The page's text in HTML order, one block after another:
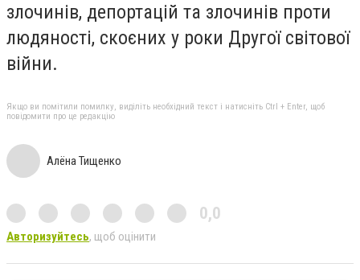
злочинів, депортацій та злочинів проти
людяності, скоєних у роки Другої світової
війни.
Якщо ви помітили помилку, виділіть необхідний текст і натисніть Ctrl + Enter, щоб
повідомити про це редакцію
Алёна Тищенко
0,0
Авторизуйтесь, щоб оцінити